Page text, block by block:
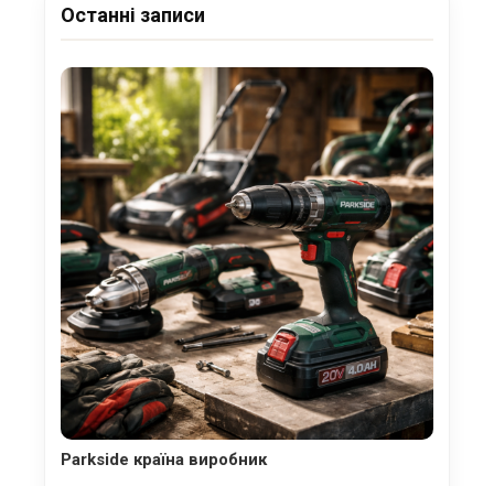
Останні записи
Parkside країна виробник